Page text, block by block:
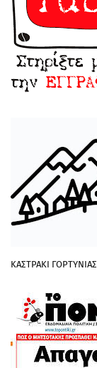
ΚΑΣΤΡΑΚΙ ΓΟΡΤΥΝΙΑΣ